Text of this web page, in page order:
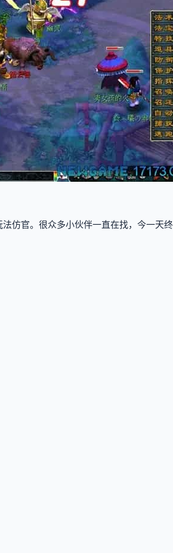
仿官。很众多小伙伴一直在找，今一天